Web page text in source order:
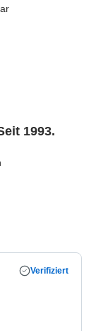
1993.
Verifiziert